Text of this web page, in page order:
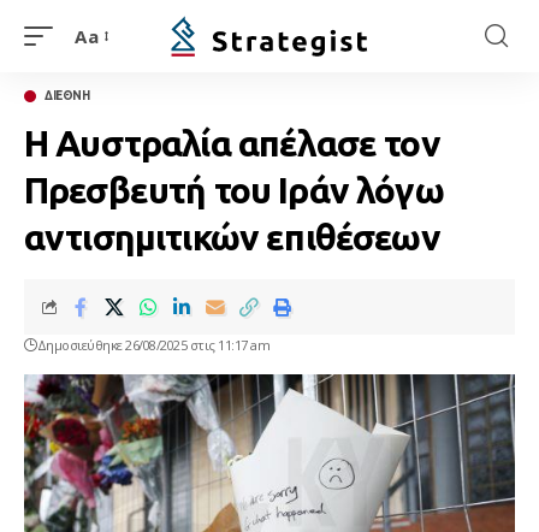
Aa
ΔΙΕΘΝΗ
Η Αυστραλία απέλασε τον
Πρεσβευτή του Ιράν λόγω
αντισημιτικών επιθέσεων
Δημοσιεύθηκε 26/08/2025 στις 11:17 am